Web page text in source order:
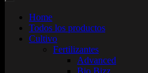
Home
Todos los productos
Cultivo
Fertilizantes
Advanced